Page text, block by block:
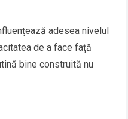
adesea nivelul
de a face față
bine construită nu